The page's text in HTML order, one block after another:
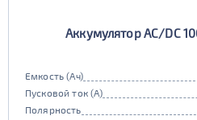
Аккумулятор AC/DC
Емкость (Ач)
Пусковой ток (А)
Полярность